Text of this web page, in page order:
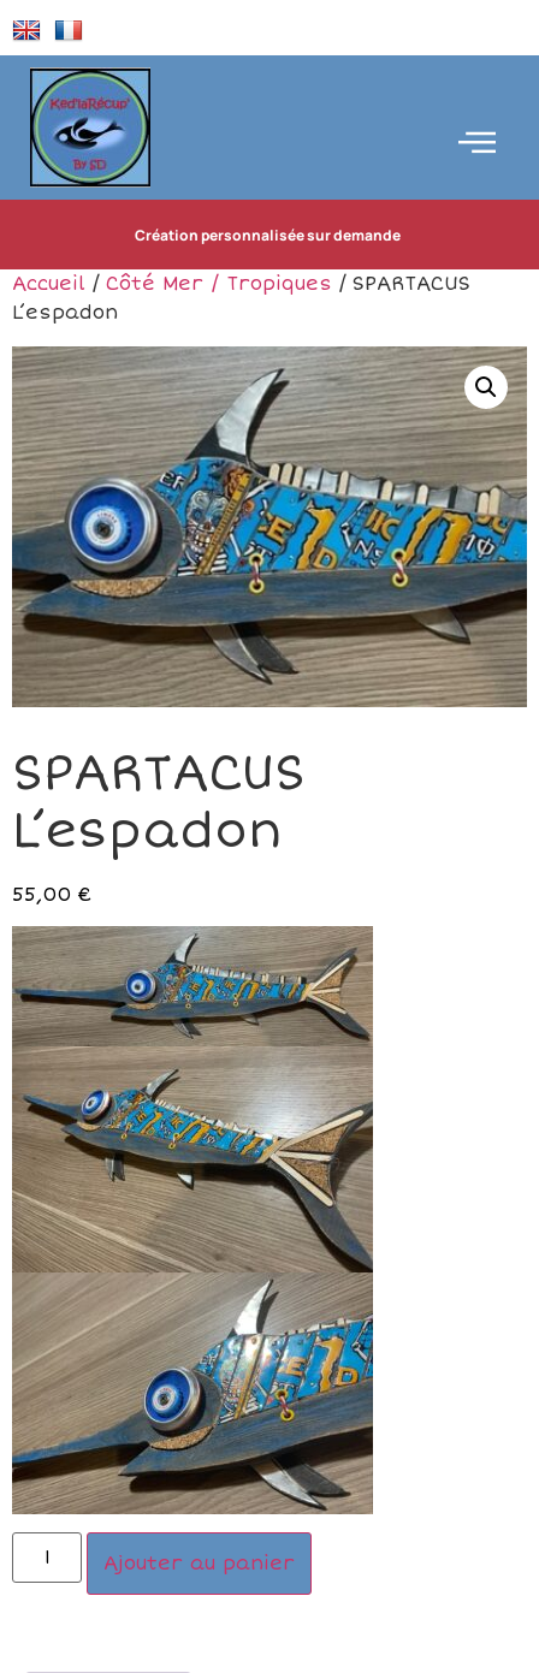
Création personnalisée sur demande
Accueil / Côté Mer / Tropiques / SPARTACUS
L’espadon
SPARTACUS
L’espadon
55,00 €
Ajouter au panier